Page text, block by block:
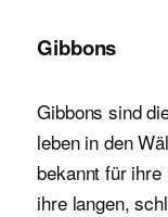
Gibbons
Gibbons sind
leben in den
bekannt für
ihre langen,